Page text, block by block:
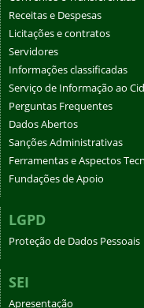
Receitas e Despesas
Licitações e contratos
Servidores
Informações classificadas
Serviço de Informação ao
Perguntas Frequentes
Dados Abertos
Sanções Administrativas
Ferramentas e Aspectos
Fundações de Apoio
LGPD
Proteção de Dados Pessoais
SEI
Apresentação